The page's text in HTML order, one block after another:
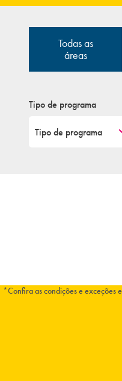
Todas as
áreas
Tipo de programa
*Confira as condições e exceções